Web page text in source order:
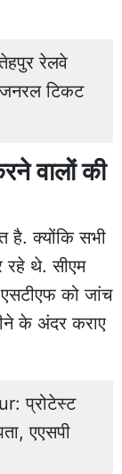
रेलवे
टिकट
वालों की
है. क्योंकि सभी
रहे थे. सीएम
को जांच
के अंदर कराए
प्रोटेस्ट
एएसपी